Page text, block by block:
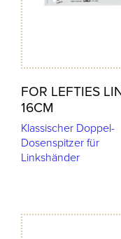
FOR LEFTIES
16CM
Klassischer Doppel-
Dosenspitzer für
Linkshänder
merken